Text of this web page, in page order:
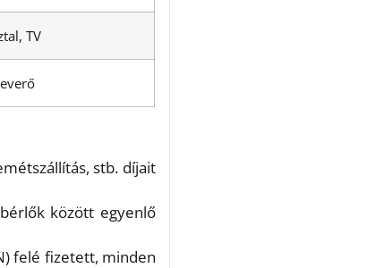
TV
stb. díjait
között egyenlő
felé fizetett, minden